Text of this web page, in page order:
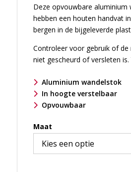
Deze opvouwbare
hebben een houten handvat
bergen in de bijgeleverde
Controleer voor gebruik of
niet gescheurd of versleten
Aluminium wandelstok
In hoogte verstelbaar
Opvouwbaar
Maat